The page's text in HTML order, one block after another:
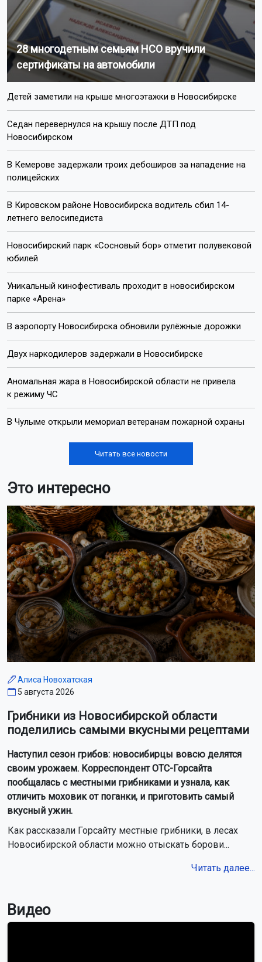
28 многодетным семьям НСО вручили
сертификаты на автомобили
Детей заметили на крыше многоэтажки в Новосибирске
Седан перевернулся на крышу после ДТП под
Новосибирском
В Кемерове задержали троих дебоширов за нападение на
полицейских
В Кировском районе Новосибирска водитель сбил 14-
летнего велосипедиста
Новосибирский парк «Сосновый бор» отметит полувековой
юбилей
Уникальный кинофестиваль проходит в новосибирском
парке «Арена»
В аэропорту Новосибирска обновили рулёжные дорожки
Двух наркодилеров задержали в Новосибирске
Аномальная жара в Новосибирской области не привела
к режиму ЧС
В Чулыме открыли мемориал ветеранам пожарной охраны
Читать все новости
Это интересно
Алиса Новохатская
5 августа 2026
Грибники из Новосибирской области
поделились самыми вкусными рецептами
Наступил сезон грибов: новосибирцы вовсю делятся
своим урожаем. Корреспондент ОТС-Горсайта
пообщалась с местными грибниками и узнала, как
отличить моховик от поганки, и приготовить самый
вкусный ужин.
Как рассказали Горсайту местные грибники, в лесах
Новосибирской области можно отыскать борови...
Читать далее...
Видео